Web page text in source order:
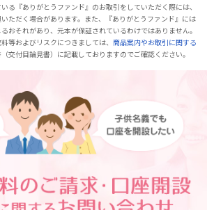
る『ありがとうファンド』のお取引をしていただく際には、
ただく場合があります。また、『ありがとうファンド』には
おそれがあり、元本が保証されているわけではありません。
等およびリスクにつきましては、商品案内やお取引に関する
交付目論見書）に記載しておりますのでご確認ください。